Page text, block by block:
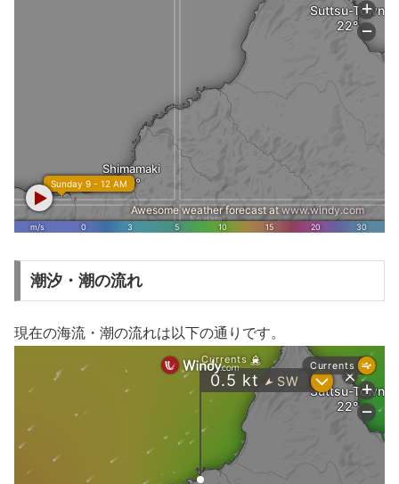
潮汐・潮の流れ
現在の海流・潮の流れは以下の通りです。